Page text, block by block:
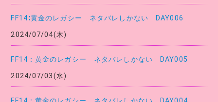
FF14∶黄金のレガシー ネタバレしかない DAY006
2024/07/04(木)
FF14：黄金のレガシー ネタバレしかない DAY005
2024/07/03(水)